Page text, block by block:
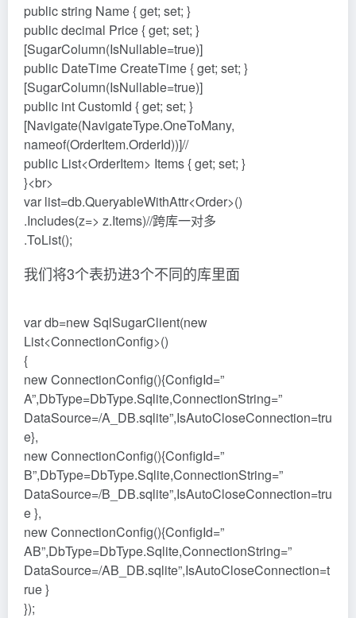
public string Name { get; set; }
public decimal Price { get; set; }
[SugarColumn(IsNullable=true)]
public DateTime CreateTime { get; set; }
[SugarColumn(IsNullable=true)]
public int CustomId { get; set; }
[Navigate(NavigateType.OneToMany,
nameof(OrderItem.OrderId))]//
public List<OrderItem> Items { get; set; }
}<br>
var list=db.QueryableWithAttr<Order>()
.Includes(z=> z.Items)//跨库一对多
.ToList();
我们将3个表扔进3个不同的库里面
var db=new SqlSugarClient(new
List<ConnectionConfig>()
{
new ConnectionConfig(){ConfigId=”
A”,DbType=DbType.Sqlite,ConnectionString=”
DataSource=/A_DB.sqlite”,IsAutoCloseConnection=tru
e},
new ConnectionConfig(){ConfigId=”
B”,DbType=DbType.Sqlite,ConnectionString=”
DataSource=/B_DB.sqlite”,IsAutoCloseConnection=tru
e },
new ConnectionConfig(){ConfigId=”
AB”,DbType=DbType.Sqlite,ConnectionString=”
DataSource=/AB_DB.sqlite”,IsAutoCloseConnection=t
rue }
});